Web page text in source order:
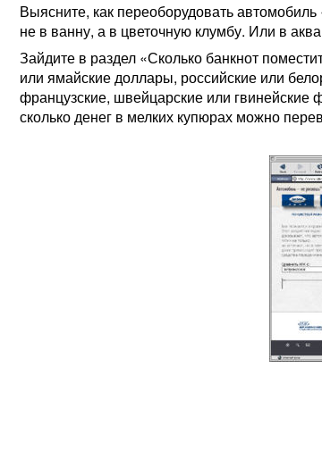
Выясните, как переоборудовать
не в ванну, а в цветочную клумбу. Или в
Зайдите в раздел «Сколько банкнот
или ямайские доллары, российские или
французские, швейцарские или
сколько денег в мелких купюрах можно